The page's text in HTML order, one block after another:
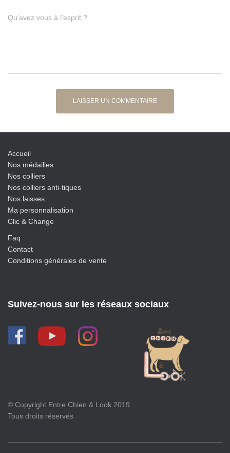
Qu’avez vous à l’esprit ?
Accueil
Nos médailles
Nos colliers
Nos colliers anti-tiques
Nos laisses
Ma personnalisation
Clic & Change
Faq
Contact
Conditions générales de vente
Suivez-nous sur les réseaux sociaux
© Copyright Entre Chien & Look 2019
Tous droits réservés